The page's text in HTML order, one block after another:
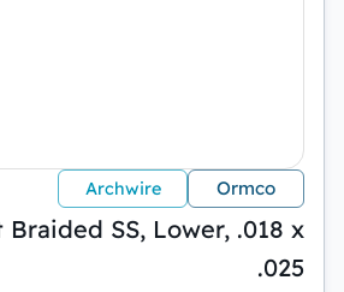
Ormco
Archwire
SS, Lower, .018 x
.025